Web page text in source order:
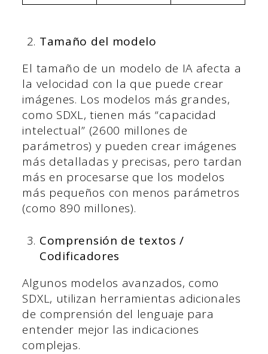
Tamaño del modelo
El tamaño de un modelo de IA afecta a
la velocidad con la que puede crear
imágenes. Los modelos más grandes,
como SDXL, tienen más “capacidad
intelectual” (2600 millones de
parámetros) y pueden crear imágenes
más detalladas y precisas, pero tardan
más en procesarse que los modelos
más pequeños con menos parámetros
(como 890 millones).
Comprensión de textos /
Codificadores
Algunos modelos avanzados, como
SDXL, utilizan herramientas adicionales
de comprensión del lenguaje para
entender mejor las indicaciones
complejas.